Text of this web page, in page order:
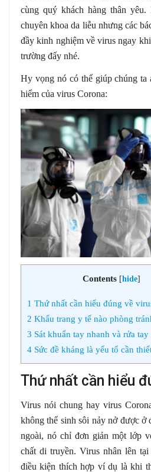
cùng quý khách hàng thân
chuyên khoa da liễu nhưng các
đầy kinh nghiệm về virus ngay
trường đấy nhé.
Hy vọng nó có thể giúp chúng ta
hiểm của virus Corona:
Contents [hide]
1 Thứ nhất cần hiểu đúng về
2 Khẩu trang y tế nào phòng
3 Sát khuẩn tay nhanh và rửa tay
4 Sức đề kháng là yếu tố cần
Thứ nhất cần hiểu
Virus nói chung hay virus
không thể sinh sôi nảy nở được ở
ngoài, nó chỉ đơn giản một lớp
chất di truyền. Virus nhân lên
điều kiện thích hợp ví dụ là khi